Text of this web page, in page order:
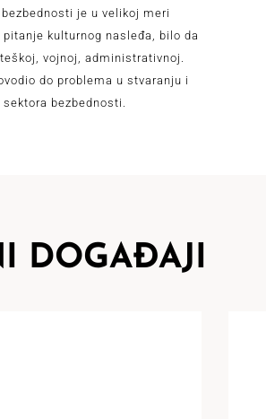
je u velikoj meri
kulturnog nasleđa, bilo da
vojnoj, administrativnoj.
do problema u stvaranju i
bezbednosti.
DOGAĐAJI